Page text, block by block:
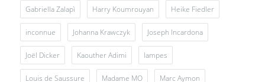
Gabriella Zalapì Harry Koumrouyan Heike Fiedler
inconnue Johanna Krawczyk Joseph Incardona
Joël Dicker Kaouther Adimi lampes
Louis de Saussure Madame MO Marc Aymon